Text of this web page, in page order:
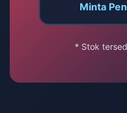
Minta
* Stok